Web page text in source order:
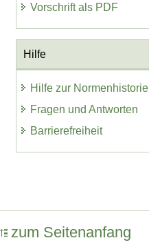
Vorschrift als PDF
Hilfe
Hilfe zur Normenhistorie
Fragen und Antworten
Barrierefreiheit
zum Seitenanfang